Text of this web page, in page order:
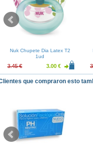
Nuk Chupete Dia Latex T2
1ud
3.45 € 3.00 €
que compraron esto